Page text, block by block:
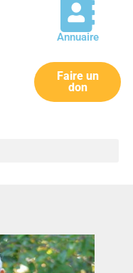
Annuaire
Faire un
don